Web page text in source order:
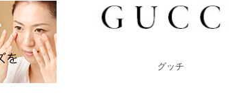
グッチ